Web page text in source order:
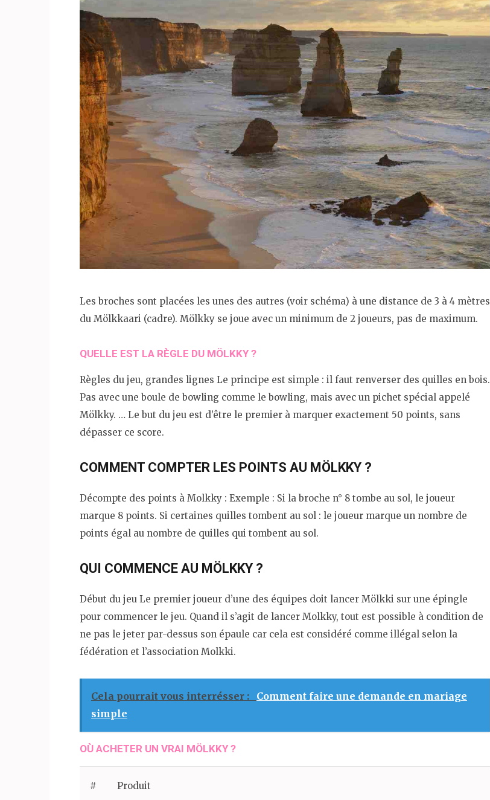
Les broches sont placées les unes des autres (voir schéma) à une distance de 3 à 4 mètres
du Mölkkaari (cadre). Mölkky se joue avec un minimum de 2 joueurs, pas de maximum.
QUELLE EST LA RÈGLE DU MÖLKKY ?
Règles du jeu, grandes lignes Le principe est simple : il faut renverser des quilles en bois.
Pas avec une boule de bowling comme le bowling, mais avec un pichet spécial appelé
Mölkky. … Le but du jeu est d’être le premier à marquer exactement 50 points, sans
dépasser ce score.
COMMENT COMPTER LES POINTS AU MÖLKKY ?
Décompte des points à Molkky : Exemple : Si la broche n° 8 tombe au sol, le joueur
marque 8 points. Si certaines quilles tombent au sol : le joueur marque un nombre de
points égal au nombre de quilles qui tombent au sol.
QUI COMMENCE AU MÖLKKY ?
Début du jeu Le premier joueur d’une des équipes doit lancer Mölkki sur une épingle
pour commencer le jeu. Quand il s’agit de lancer Molkky, tout est possible à condition de
ne pas le jeter par-dessus son épaule car cela est considéré comme illégal selon la
fédération et l’association Molkki.
Cela pourrait vous interrésser :
Comment faire une demande en mariage
simple
OÙ ACHETER UN VRAI MÖLKKY ?
# Produit